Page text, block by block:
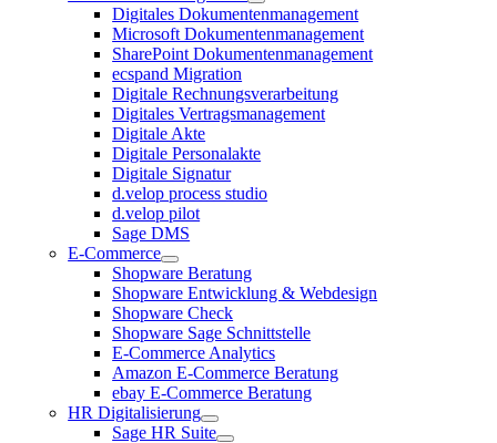
Digitales Dokumentenmanagement
Microsoft Dokumentenmanagement
SharePoint Dokumentenmanagement
ecspand Migration
Digitale Rechnungsverarbeitung
Digitales Vertragsmanagement
Digitale Akte
Digitale Personalakte
Digitale Signatur
d.velop process studio
d.velop pilot
Sage DMS
E-Commerce
Shopware Beratung
Shopware Entwicklung & Webdesign
Shopware Check
Shopware Sage Schnittstelle
E-Commerce Analytics
Amazon E-Commerce Beratung
ebay E-Commerce Beratung
HR Digitalisierung
Sage HR Suite